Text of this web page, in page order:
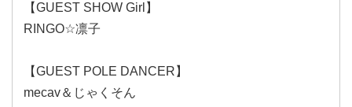
【GUEST SHOW Girl】
RINGO☆凛子
【GUEST POLE DANCER】
mecav＆じゃくそん